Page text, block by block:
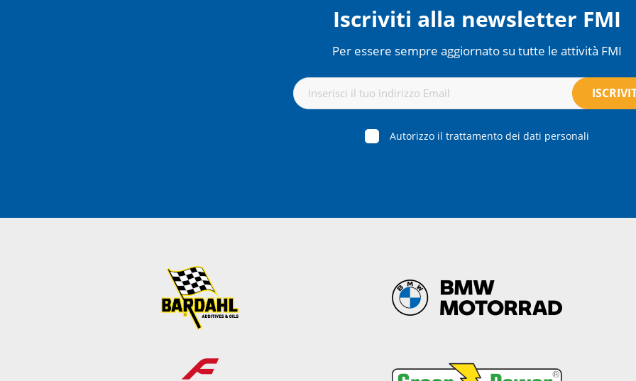
Iscriviti alla newsletter FMI
Per essere sempre aggiornato su tutte le attività FMI
Autorizzo il trattamento dei dati personali